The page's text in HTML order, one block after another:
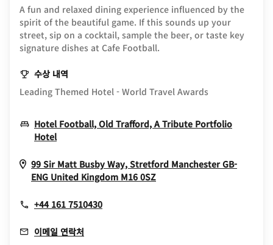
A fun and relaxed dining experience influenced by the
spirit of the beautiful game. If this sounds up your
street, sip on a cocktail, sample the beer, or taste key
signature dishes at Cafe Football.
수상 내역
Leading Themed Hotel - World Travel Awards
Hotel Football, Old Trafford, A Tribute Portfolio
HotelOpens In New Window
99 Sir Matt Busby Way, Stretford Manchester GB-
ENG United Kingdom M16 0SZOpens In New Window
+44 161 7510430
이메일 연락처